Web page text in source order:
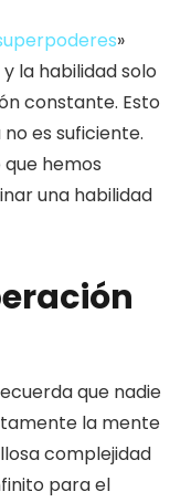
»
la habilidad solo
constante. Esto
es suficiente.
hemos
una habilidad
que nadie
la mente
complejidad
para el